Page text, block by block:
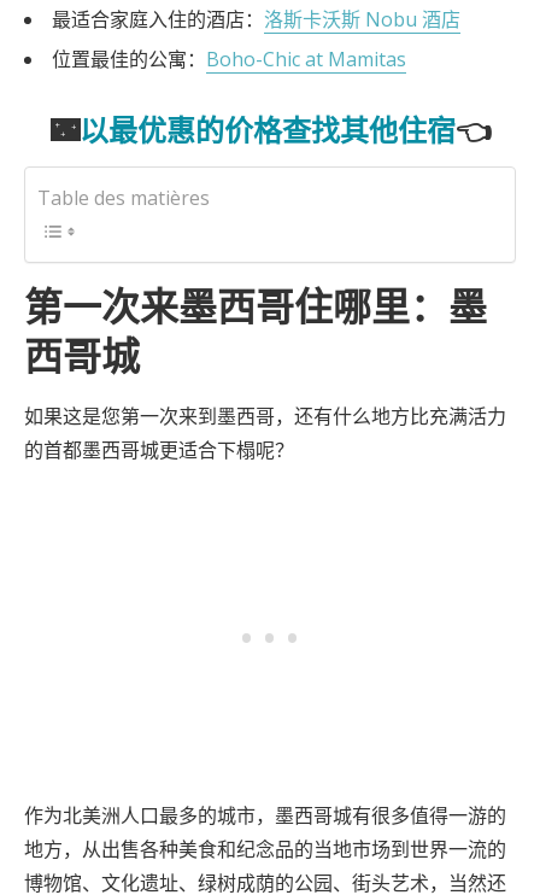
最适合家庭入住的酒店： 洛斯卡沃斯 Nobu 酒店
位置最佳的公寓： Boho-Chic at Mamitas
🌃以最优惠的价格查找其他住宿👈
Table des matières
第一次来墨西哥住哪里：墨
西哥城
如果这是您第一次来到墨西哥，还有什么地方比充满活力
的首都墨西哥城更适合下榻呢？
作为北美洲人口最多的城市，墨西哥城有很多值得一游的
地方，从出售各种美食和纪念品的当地市场到世界一流的
博物馆、文化遗址、绿树成荫的公园、街头艺术，当然还